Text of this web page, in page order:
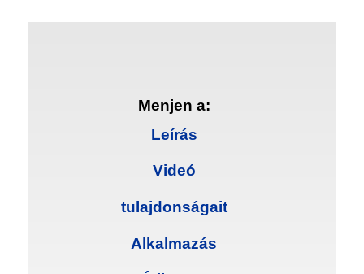
Menjen a:
Leírás
Videó
tulajdonságait
Alkalmazás